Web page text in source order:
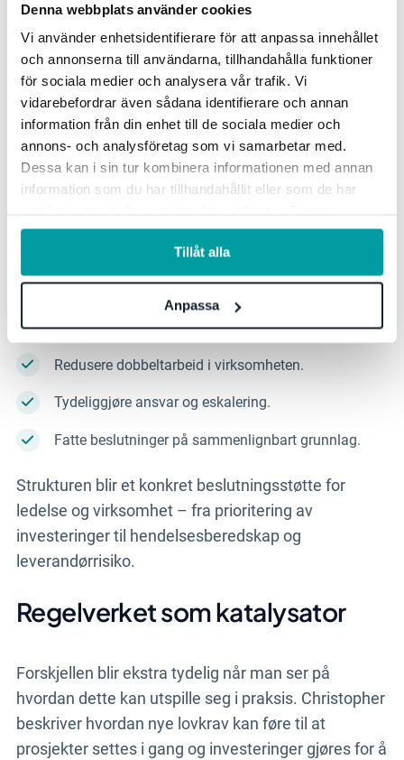
Denna webbplats använder cookies
Vi använder enhetsidentifierare för att anpassa innehållet
och annonserna till användarna, tillhandahålla funktioner
för sociala medier och analysera vår trafik. Vi
vidarebefordrar även sådana identifierare och annan
information från din enhet till de sociala medier och
annons- och analysföretag som vi samarbetar med.
Dessa kan i sin tur kombinera informationen med annan
information som du har tillhandahållit eller som de har
information, se vårintegritetspolicy.
Tillåt alla
Anpassa
mer administrasjon, men også til et svakere
helhetsbilde.
Det motsatte gjelder også: når samme kontroll
defineres én gang og brukes på tvers av flere
regelverk, får virksomheten en merhelhetlig
arbeidsmåte som frigjør ressurser. De samme
dataene kan brukes i flere sammenhenger, ansvar
sammenlignbart grunnlag. Slik blir det mulig å:
Skape et samlet bilde av risikobildet.
Prioritere tiltak ut fra helheten.
Redusere dobbeltarbeid i virksomheten.
Tydeliggjøre ansvar og eskalering.
Fatte beslutninger på sammenlignbart grunnlag.
Strukturen blir et konkret beslutningsstøtte for
ledelse og virksomhet – fra prioritering av
investeringer til hendelsesberedskap og
leverandørrisiko.
Regelverket som katalysator
Forskjellen blir ekstra tydelig når man ser på
hvordan dette kan utspille seg i praksis. Christopher
beskriver hvordan nye lovkrav kan føre til at
prosjekter settes i gang og investeringer gjøres for å